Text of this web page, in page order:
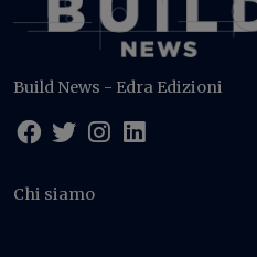
Build News - Edra Edizioni
Chi siamo